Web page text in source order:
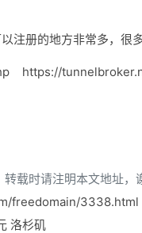
注册的地方非常多，很
https://
载时请注明本文地址，
freedomain/3338.html
洛杉矶